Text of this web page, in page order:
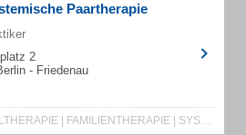
Paartherapie
2
- Friedenau
PAARTHERAPIE | SEXUALTHERAPIE | FAMILIENTHERAPIE | SYSTEMISCHE THERAPIE | EHEBERATUNG